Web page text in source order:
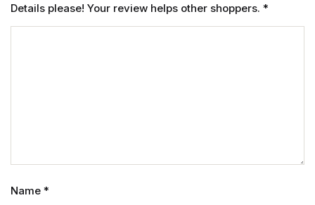
Details please! Your review helps other shoppers. *
Name *